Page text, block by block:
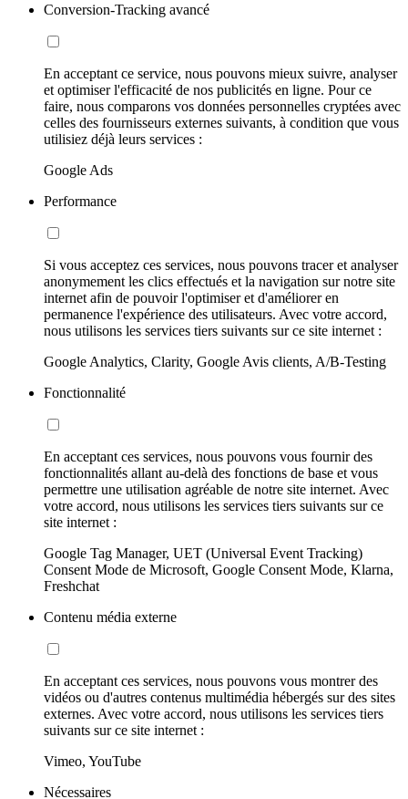
Conversion-Tracking avancé
En acceptant ce service, nous pouvons mieux suivre, analyser
et optimiser l'efficacité de nos publicités en ligne. Pour ce
faire, nous comparons vos données personnelles cryptées avec
celles des fournisseurs externes suivants, à condition que vous
utilisiez déjà leurs services :
Google Ads
Performance
Si vous acceptez ces services, nous pouvons tracer et analyser
anonymement les clics effectués et la navigation sur notre site
internet afin de pouvoir l'optimiser et d'améliorer en
permanence l'expérience des utilisateurs. Avec votre accord,
nous utilisons les services tiers suivants sur ce site internet :
Google Analytics, Clarity, Google Avis clients, A/B-Testing
Fonctionnalité
En acceptant ces services, nous pouvons vous fournir des
fonctionnalités allant au-delà des fonctions de base et vous
permettre une utilisation agréable de notre site internet. Avec
votre accord, nous utilisons les services tiers suivants sur ce
site internet :
Google Tag Manager, UET (Universal Event Tracking)
Consent Mode de Microsoft, Google Consent Mode, Klarna,
Freshchat
Contenu média externe
En acceptant ces services, nous pouvons vous montrer des
vidéos ou d'autres contenus multimédia hébergés sur des sites
externes. Avec votre accord, nous utilisons les services tiers
suivants sur ce site internet :
Vimeo, YouTube
Nécessaires